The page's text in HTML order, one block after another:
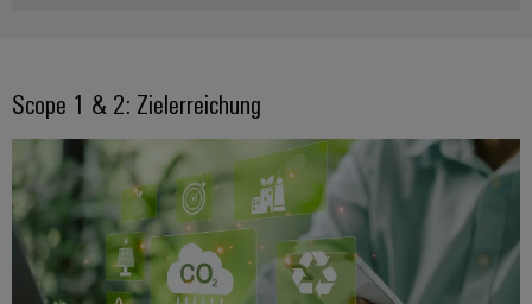
Bahnverkehr
Schiffbau
Umfassende
Verbindungslösungen
die
maritime
Industrie
Equipment
Manufacturer
(OEM)
Werkstatt
Zubehör
Werkzeuge
Scope 1 & 2: Zielerreichung